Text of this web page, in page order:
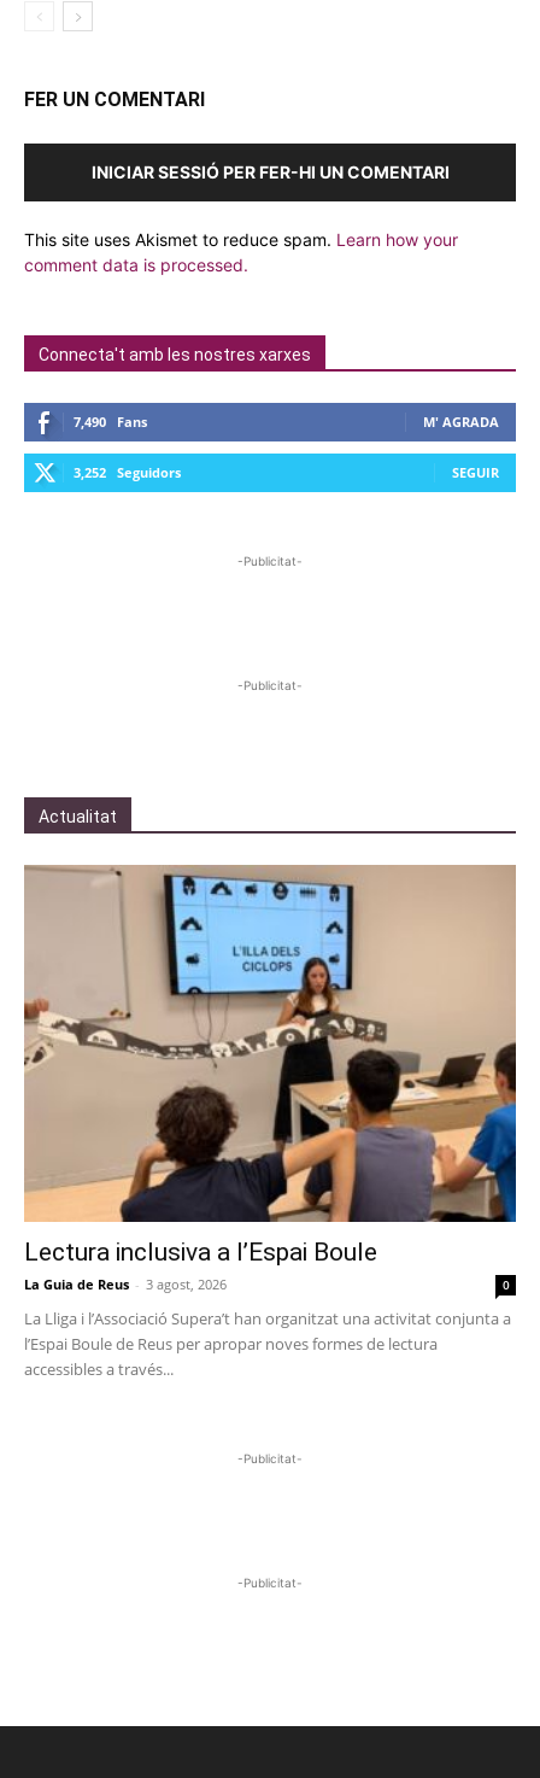
FER UN COMENTARI
INICIAR SESSIÓ PER FER-HI UN COMENTARI
This site uses Akismet to reduce spam. Learn how your
comment data is processed.
Connecta't amb les nostres xarxes
7,490 Fans M' AGRADA
3,252 Seguidors SEGUIR
-Publicitat-
-Publicitat-
Actualitat
Lectura inclusiva a l’Espai Boule
La Guia de Reus - 3 agost, 2026 0
La Lliga i l’Associació Supera’t han organitzat una activitat conjunta a
l’Espai Boule de Reus per apropar noves formes de lectura
accessibles a través...
-Publicitat-
-Publicitat-